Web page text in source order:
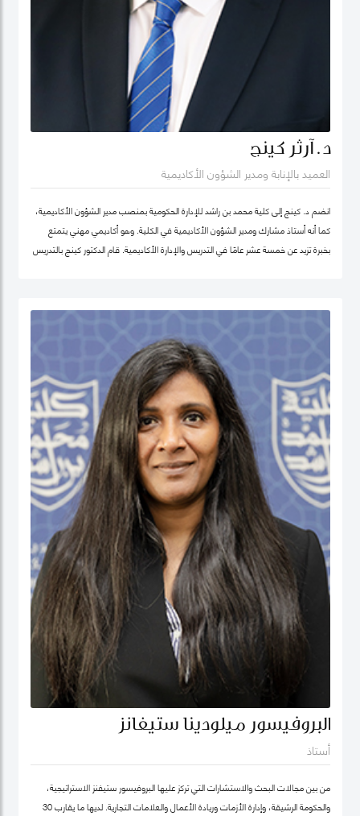
د. آرثر كينج
العميد بالإنابة ومدير الشؤون الأكاديمية
انضم د. كينج إلى كلية محمد بن راشد للإدارة الحكومية بمنصب مدير الشؤون الأكاديمية،
كما أنه أستاذ مشارك ومدير الشؤون الأكاديمية في الكلية. وهو أكاديمي مهني يتمتع
بخبرة تزيد عن خمسة عشر عامًا في التدريس والإدارة الأكاديمية. قام الدكتور كينج بالتدريس
في مناصب إدارية مختلفة بما في ذلك رئيس إدارة، ورئيس لجنة الاعتماد، ورئيس مركز
ريادة الأعمال، وعميدًا لجامعة في الكويت مؤخرًا.
البروفيسور ميلودينا ستيفانز
أستاذ
من بين مجالات البحث والاستشارات التي تركز عليها البروفيسور ستيفنز الاستراتيجية،
والحكومة الرشيقة، وإدارة الأزمات وريادة الأعمال والعلامات التجارية. لديها ما يقارب 30